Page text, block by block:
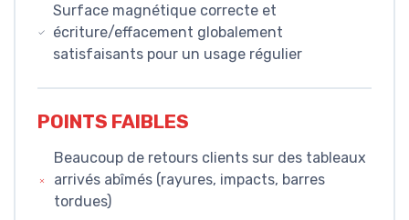
Surface magnétique correcte et
écriture/effacement globalement
satisfaisants pour un usage régulier
POINTS FAIBLES
Beaucoup de retours clients sur des tableaux
arrivés abîmés (rayures, impacts, barres
tordues)